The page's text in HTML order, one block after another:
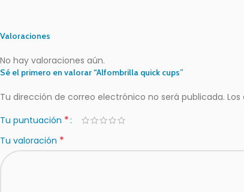
Valoraciones
No hay valoraciones aún.
Sé el primero en valorar “Alfombrilla quick cups”
Tu dirección de correo electrónico no será publicada.
Tu puntuación *
Tu valoración *